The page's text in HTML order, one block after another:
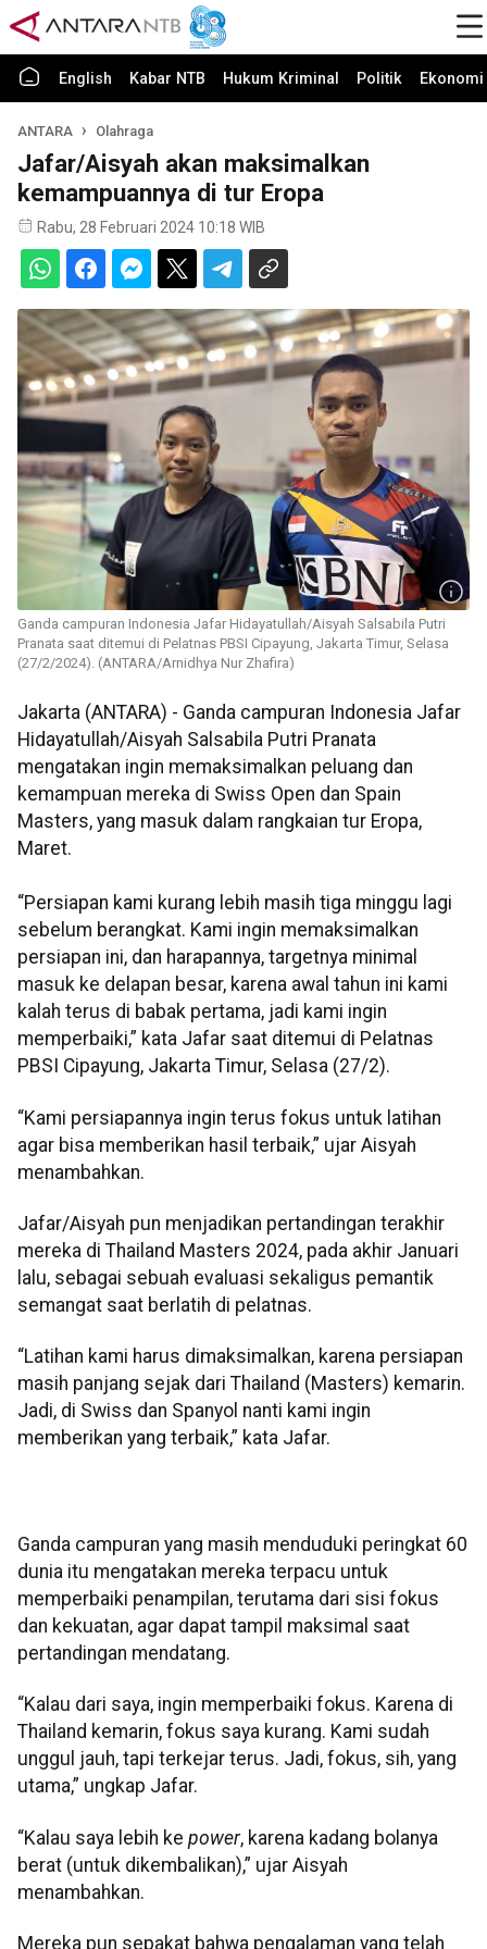
English Kabar NTB Hukum Kriminal Politik
ANTARA Olahraga
Jafar/Aisyah akan maksimalkan
kemampuannya di tur Eropa
Rabu, 28 Februari 2024 10:18 WIB
Ganda campuran Indonesia Jafar Hidayatullah/Aisyah Salsabila Putri
Pranata saat ditemui di Pelatnas PBSI Cipayung, Jakarta Timur, Selasa
(27/2/2024). (ANTARA/Arnidhya Nur Zhafira)
Jakarta (ANTARA) - Ganda campuran Indonesia Jafar
Hidayatullah/Aisyah Salsabila Putri Pranata
mengatakan ingin memaksimalkan peluang dan
kemampuan mereka di Swiss Open dan Spain
Masters, yang masuk dalam rangkaian tur Eropa,
Maret.
“Persiapan kami kurang lebih masih tiga minggu lagi
sebelum berangkat. Kami ingin memaksimalkan
persiapan ini, dan harapannya, targetnya minimal
masuk ke delapan besar, karena awal tahun ini kami
kalah terus di babak pertama, jadi kami ingin
memperbaiki,” kata Jafar saat ditemui di Pelatnas
PBSI Cipayung, Jakarta Timur, Selasa (27/2).
“Kami persiapannya ingin terus fokus untuk latihan
agar bisa memberikan hasil terbaik,” ujar Aisyah
menambahkan.
Jafar/Aisyah pun menjadikan pertandingan terakhir
mereka di Thailand Masters 2024, pada akhir Januari
lalu, sebagai sebuah evaluasi sekaligus pemantik
semangat saat berlatih di pelatnas.
“Latihan kami harus dimaksimalkan, karena persiapan
masih panjang sejak dari Thailand (Masters) kemarin.
Jadi, di Swiss dan Spanyol nanti kami ingin
memberikan yang terbaik,” kata Jafar.
Ganda campuran yang masih menduduki peringkat 60
dunia itu mengatakan mereka terpacu untuk
memperbaiki penampilan, terutama dari sisi fokus
dan kekuatan, agar dapat tampil maksimal saat
pertandingan mendatang.
“Kalau dari saya, ingin memperbaiki fokus. Karena di
Thailand kemarin, fokus saya kurang. Kami sudah
unggul jauh, tapi terkejar terus. Jadi, fokus, sih, yang
utama,” ungkap Jafar.
“Kalau saya lebih ke power, karena kadang bolanya
berat (untuk dikembalikan),” ujar Aisyah
menambahkan.
Mereka pun sepakat bahwa pengalaman yang telah